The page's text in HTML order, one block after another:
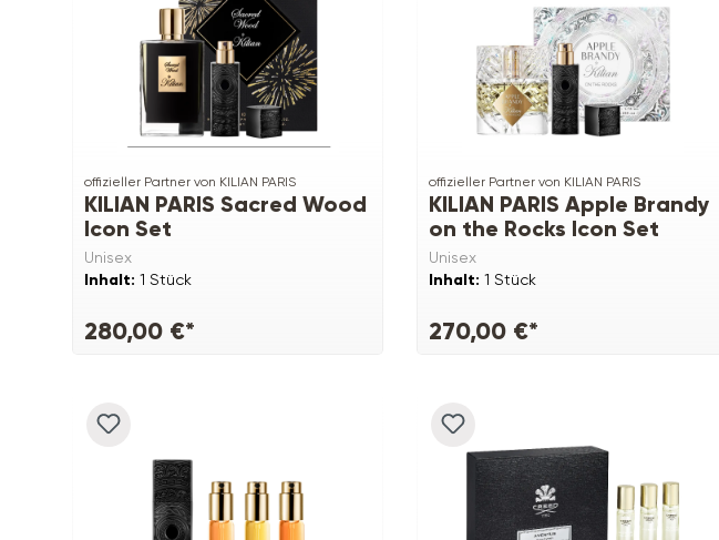
offizieller Partner von KILIAN PARIS
KILIAN PARIS Sacred Wood
Icon Set
Unisex
Inhalt: 1 Stück
280,00 €*
offizieller Partner von KILIAN PARIS
KILIAN PARIS Apple Brandy
on the Rocks Icon Set
Unisex
Inhalt: 1 Stück
270,00 €*